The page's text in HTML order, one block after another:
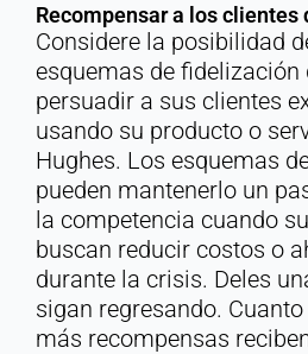
Recompensar a los clientes
Considere la posibilidad
esquemas de fidelización
persuadir a sus clientes
usando su producto o
Hughes. Los esquemas
pueden mantenerlo un
la competencia cuando
buscan reducir costos o
durante la crisis. Deles
sigan regresando.
más recompensas